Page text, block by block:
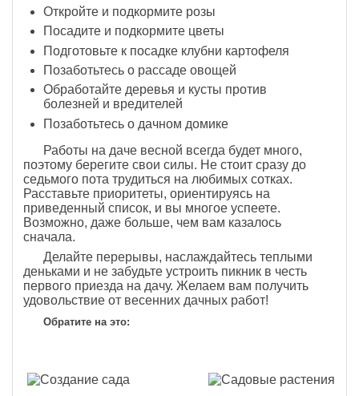
Откройте и подкормите розы
Посадите и подкормите цветы
Подготовьте к посадке клубни картофеля
Позаботьтесь о рассаде овощей
Обработайте деревья и кусты против
болезней и вредителей
Позаботьтесь о дачном домике
Работы на даче весной всегда будет много,
поэтому берегите свои силы. Не стоит сразу до
седьмого пота трудиться на любимых сотках.
Расставьте приоритеты, ориентируясь на
приведенный список, и вы многое успеете.
Возможно, даже больше, чем вам казалось
сначала.
Делайте перерывы, наслаждайтесь теплыми
деньками и не забудьте устроить пикник в честь
первого приезда на дачу. Желаем вам получить
удовольствие от весенних дачных работ!
Обратите на это: